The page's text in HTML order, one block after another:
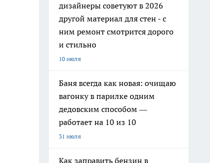
дизайнеры советуют в 2026
другой материал для стен - с
ним ремонт смотрится дорого
и стильно
10 июля
Баня всегда как новая: очищаю
вагонку в парилке одним
дедовским способом —
работает на 10 из 10
31 июля
Как заправить бензин в